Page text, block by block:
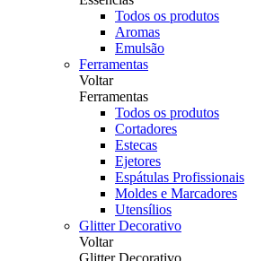
Todos os produtos
Aromas
Emulsão
Ferramentas
Voltar
Ferramentas
Todos os produtos
Cortadores
Estecas
Ejetores
Espátulas Profissionais
Moldes e Marcadores
Utensílios
Glitter Decorativo
Voltar
Glitter Decorativo